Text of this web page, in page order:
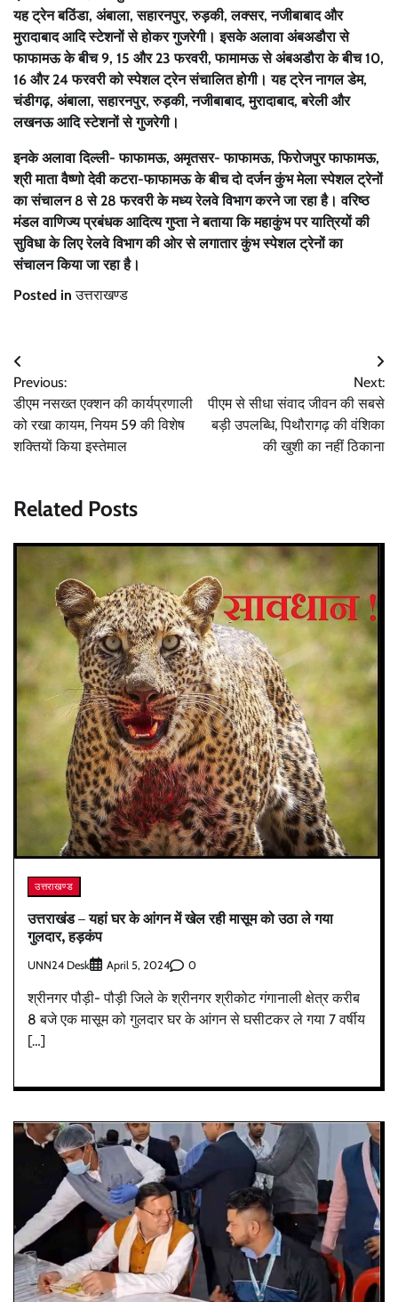
यह ट्रेन बठिंडा, अंबाला, सहारनपुर, रुड़की, लक्सर, नजीबाबाद और
मुरादाबाद आदि स्टेशनों से होकर गुजरेगी। इसके अलावा अंबअडौरा से
फाफामऊ के बीच 9, 15 और 23 फरवरी, फामामऊ से अंबअडौरा के बीच 10,
16 और 24 फरवरी को स्पेशल ट्रेन संचालित होगी। यह ट्रेन नागल डेम,
चंडीगढ़, अंबाला, सहारनपुर, रुड़की, नजीबाबाद, मुरादाबाद, बरेली और
लखनऊ आदि स्टेशनों से गुजरेगी।
इनके अलावा दिल्ली- फाफामऊ, अमृतसर- फाफामऊ, फिरोजपुर फाफामऊ,
श्री माता वैष्णो देवी कटरा-फाफामऊ के बीच दो दर्जन कुंभ मेला स्पेशल ट्रेनों
का संचालन 8 से 28 फरवरी के मध्य रेलवे विभाग करने जा रहा है। वरिष्ठ
मंडल वाणिज्य प्रबंधक आदित्य गुप्ता ने बताया कि महाकुंभ पर यात्रियों की
सुविधा के लिए रेलवे विभाग की ओर से लगातार कुंभ स्पेशल ट्रेनों का
संचालन किया जा रहा है।
Posted inउत्तराखण्ड
Post
navigation
Previous:
डीएम नसख्त एक्शन की कार्यप्रणाली
को रखा कायम, नियम 59 की विशेष
शक्तियों किया इस्तेमाल
Next:
पीएम से सीधा संवाद जीवन की सबसे
बड़ी उपलब्धि, पिथौरागढ़ की वंशिका
की खुशी का नहीं ठिकाना
Related Posts
उत्तराखण्ड
उत्तराखंड – यहां घर के आंगन में खेल रही मासूम को उठा ले गया
गुलदार, हड़कंप
UNN24 Desk April 5, 2024 0
श्रीनगर पौड़ी- पौड़ी जिले के श्रीनगर श्रीकोट गंगानाली क्षेत्र करीब
8 बजे एक मासूम को गुलदार घर के आंगन से घसीटकर ले गया 7 वर्षीय
[…]